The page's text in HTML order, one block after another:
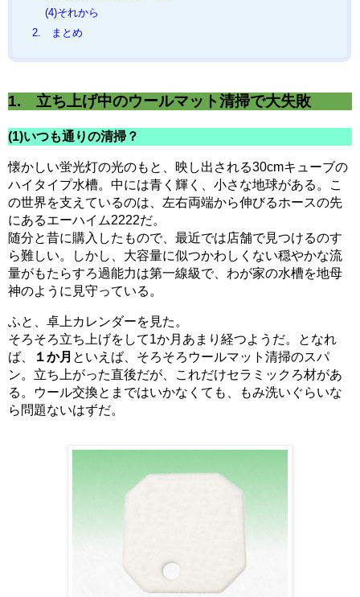
(4)それから
2. まとめ
1. 立ち上げ中のウールマット清掃で大失敗
(1)いつも通りの清掃？
懐かしい蛍光灯の光のもと、映し出される30cmキューブの
ハイタイプ水槽。中には青く輝く、小さな地球がある。こ
の世界を支えているのは、左右両端から伸びるホースの先
にあるエーハイム2222だ。
随分と昔に購入したもので、最近では店舗で見つけるのす
ら難しい。しかし、大容量に似つかわしくない穏やかな流
量がもたらすろ過能力は第一線級で、わが家の水槽を地母
神のように見守っている。
ふと、卓上カレンダーを見た。
そろそろ立ち上げをして1か月あまり経つようだ。となれ
ば、
１か月 といえば、そろそろウールマット清掃のスパ
ン。立ち上がった直後だが、これだけセラミックろ材があ
る。ウール交換とまではいかなくても、もみ洗いぐらいな
ら問題ないはずだ。